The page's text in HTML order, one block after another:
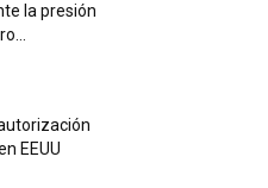
la presión
EEUU